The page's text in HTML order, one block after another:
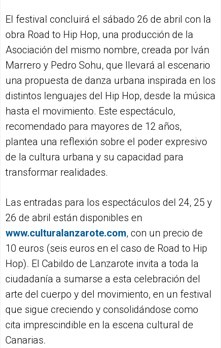
El festival concluirá el sábado 26 de abril con la
obra Road to Hip Hop, una producción de la
Asociación del mismo nombre, creada por Iván
Marrero y Pedro Sohu, que llevará al escenario
una propuesta de danza urbana inspirada en los
distintos lenguajes del Hip Hop, desde la música
hasta el movimiento. Este espectáculo,
recomendado para mayores de 12 años,
plantea una reflexión sobre el poder expresivo
de la cultura urbana y su capacidad para
transformar realidades.
Las entradas para los espectáculos del 24, 25 y
26 de abril están disponibles en
www.culturalanzarote.com, con un precio de
10 euros (seis euros en el caso de Road to Hip
Hop). El Cabildo de Lanzarote invita a toda la
ciudadanía a sumarse a esta celebración del
arte del cuerpo y del movimiento, en un festival
que sigue creciendo y consolidándose como
cita imprescindible en la escena cultural de
Canarias.